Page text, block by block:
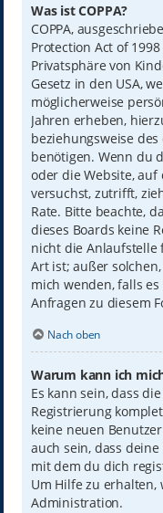
Was ist COPPA?
COPPA,
Protection Act of
Privatsphäre von
Gesetz in den USA,
möglicherweise
Jahren erheben,
beziehungsweise
benötigen. Wenn du
oder die Website,
versuchst, zutrifft,
Rate. Bitte beachte,
dieses Boards keine
nicht die Anlaufstelle
Art ist; außer
mich wenden, falls
Anfragen zu diesem
Nach oben
Warum kann ich
Es kann sein, dass
Registrierung
keine neuen
auch sein, dass
mit dem du dich
Um Hilfe zu erhalten,
Administration.